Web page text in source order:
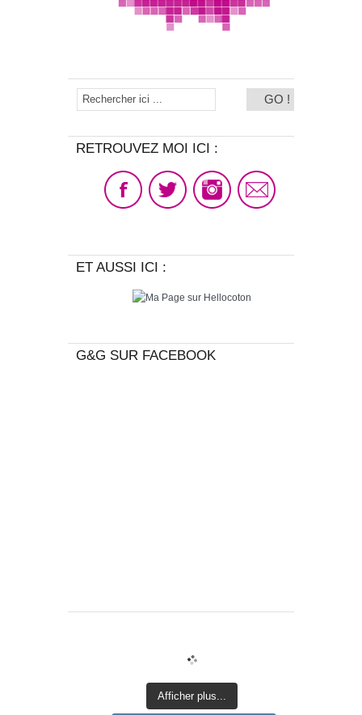
RETROUVEZ MOI ICI :
ET AUSSI ICI :
G&G SUR FACEBOOK
Afficher plus...